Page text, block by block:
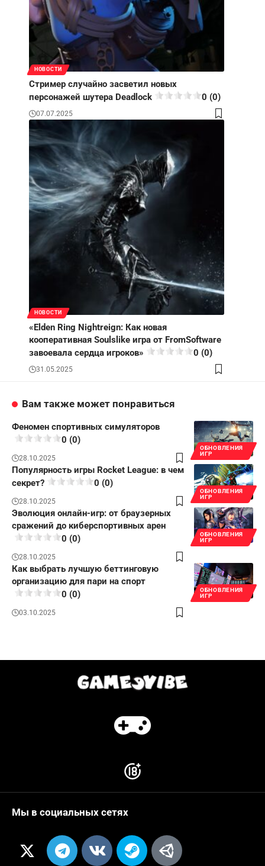
НОВОСТИ
Стример случайно засветил новых
персонажей шутера Deadlock
0 (0)
07.07.2025
НОВОСТИ
«Elden Ring Nightreign: Как новая
кооперативная Soulslike игра от FromSoftware
завоевала сердца игроков»
0 (0)
31.05.2025
Вам также может понравиться
ОБНОВЛЕНИЯ
ИГР
Феномен спортивных симуляторов
0 (0)
28.10.2025
ОБНОВЛЕНИЯ
ИГР
Популярность игры Rocket League: в чем
секрет?
0 (0)
28.10.2025
ОБНОВЛЕНИЯ
ИГР
Эволюция онлайн-игр: от браузерных
сражений до киберспортивных арен
0 (0)
28.10.2025
ОБНОВЛЕНИЯ
ИГР
Как выбрать лучшую беттинговую
организацию для пари на спорт
0 (0)
03.10.2025
Мы в социальных сетях